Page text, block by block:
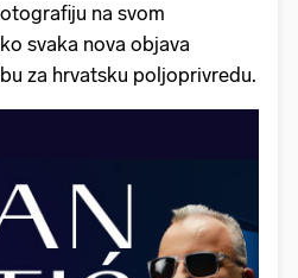
na svom
svaka nova objava
za hrvatsku poljoprivredu.